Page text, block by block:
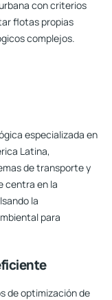
con criterios
flotas propias
complejos.
especializada en
Latina,
de transporte y
centra en la
la
para
de optimización de